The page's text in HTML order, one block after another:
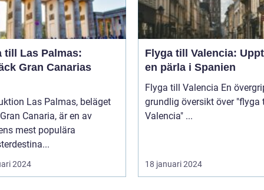
till Las Palmas:
Gran Canarias
Las Palmas, beläget
Canaria, är en av
mest populära
2024
Flyga till Valencia:
en pärla i Spanien
Flyga till Valencia En övergripande,
grundlig översikt över "flyga
Valencia" ...
18 januari 2024